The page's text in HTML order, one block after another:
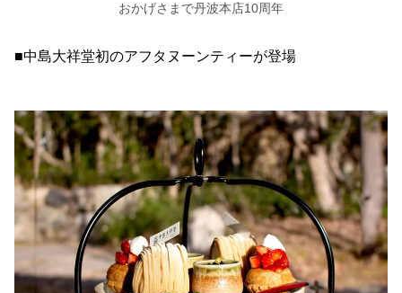
おかげさまで丹波本店10周年
■中島大祥堂初のアフタヌーンティーが登場